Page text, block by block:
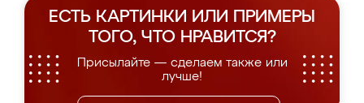
ЕСТЬ КАРТИНКИ ИЛИ ПРИМЕРЫ
ТОГО, ЧТО НРАВИТСЯ?
Присылайте — сделаем также или
лучше!